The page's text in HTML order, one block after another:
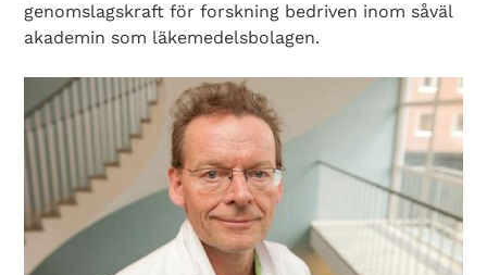
genomslagskraft för forskning bedriven inom såväl
akademin som läkemedelsbolagen.